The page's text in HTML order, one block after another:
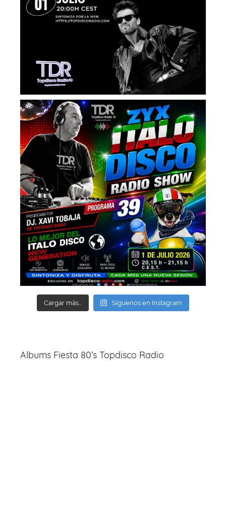
Cargar más... Síguenos en Instagram
Albums Fiesta 80’s Topdisco Radio